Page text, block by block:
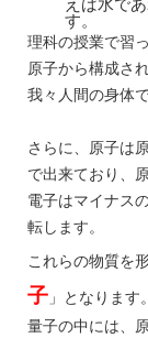
す。
理科の授業で習
原子から構成さ
我々人間の身体
さらに、原子は
で出来ており、
電子はマイナス
転します。
これらの物質を
子 」となります。
量子の中には、